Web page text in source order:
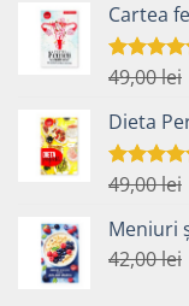
Cartea
Evaluat la
49,00lei
Dieta
Evaluat la
49,00lei
Meniuri
42,00lei